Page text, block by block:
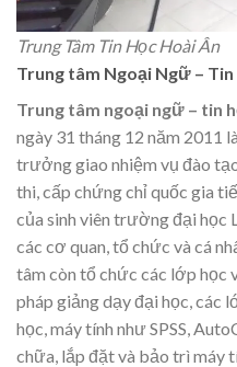
Trung Tâm Tin Học Hoài Ân
Trung tâm Ngoại Ngữ –
Trung tâm ngoại ngữ – tin
ngày 31 tháng 12 năm 2011
trưởng giao nhiệm vụ đào
thi, cấp chứng chỉ quốc gia
của sinh viên trường đại học
các cơ quan, tổ chức và cá
tâm còn tổ chức các lớp học
pháp giảng dạy đại học, các
học, máy tính như SPSS,
chữa, lắp đặt và bảo trì máy